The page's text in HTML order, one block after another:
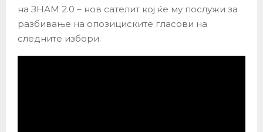
на ЗНАМ 2.0 – нов сателит кој ќе му послужи за
разбивање на опозициските гласови на
следните избори.